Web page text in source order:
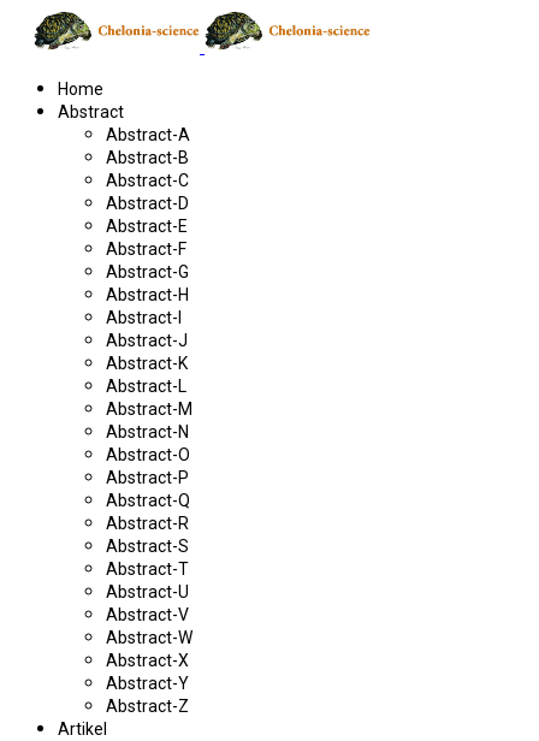
Home
Abstract
Abstract-A
Abstract-B
Abstract-C
Abstract-D
Abstract-E
Abstract-F
Abstract-G
Abstract-H
Abstract-I
Abstract-J
Abstract-K
Abstract-L
Abstract-M
Abstract-N
Abstract-O
Abstract-P
Abstract-Q
Abstract-R
Abstract-S
Abstract-T
Abstract-U
Abstract-V
Abstract-W
Abstract-X
Abstract-Y
Abstract-Z
Artikel